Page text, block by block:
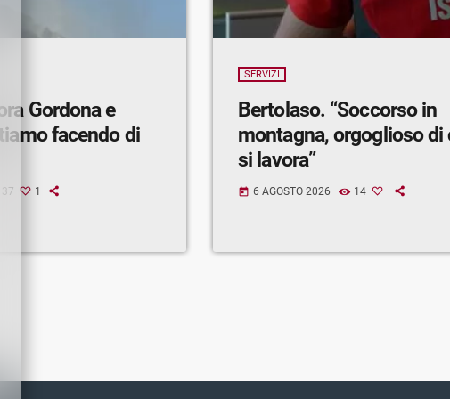
Gordona e
facendo di
37 1
SERVIZI
Bertolaso. “Soccorso in
montagna, orgoglioso di
si lavora”
today 6 AGOSTO 2026 14